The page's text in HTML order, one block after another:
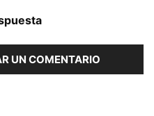
UN COMENTARIO